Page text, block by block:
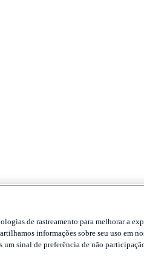
de rastreamento para melhorar a
informações sobre seu uso em
sinal de preferência de não